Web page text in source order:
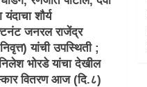
यंदाचा शौर्य
जनरल राजेंद्र
यांची उपस्थिती ;
भोरडे यांचा देखील
वितरण आज (दि.८)